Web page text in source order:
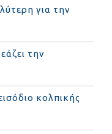
για την
την
κολπικής